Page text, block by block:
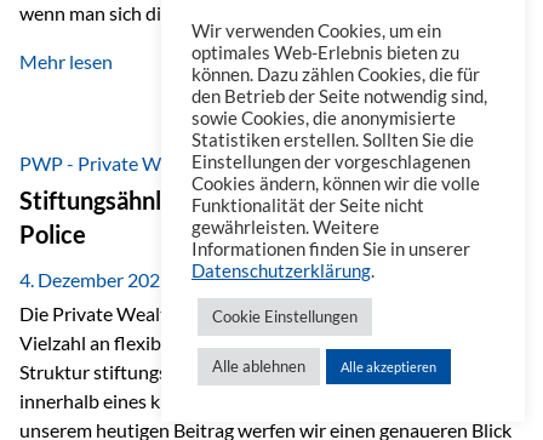
wenn man sich die Angebote ansieht, die im beruflichen
Umfeld zur Verfügung stehen. Online-Kurse als erster Schritt
Wenn es um Weiterbildung geht, denkt man häufig zuerst an
Online-Kurse. Eine Plattform, die dabei heraussticht, ist
Masterplan. Sie ist ähnlich aufgebaut wie eine Streaming-
Plattform und dadurch besonders einfach zu nutzen. Auf
Masterplan…
Mehr lesen
PWP - Private Wealth Police
Stiftungsähnliche Vorteile der Private Wealth
Police
4. Dezember 2025
Die Private Wealth Police (PWP) der Vienna-Life bietet eine
Vielzahl an flexiblen Gestaltungsmöglichkeiten, die in ihrer
Struktur stiftungsähnliche Vorteile schaffen und das
innerhalb eines klassischen Versicherungsrahmens. In
unserem heutigen Beitrag werfen wir einen genaueren Blick
Wir verwenden Cookies, um ein
optimales Web-Erlebnis bieten zu
können. Dazu zählen Cookies, die für
den Betrieb der Seite notwendig sind,
sowie Cookies, die anonymisierte
Statistiken erstellen. Sollten Sie die
Einstellungen der vorgeschlagenen
Cookies ändern, können wir die volle
Funktionalität der Seite nicht
gewährleisten. Weitere
Informationen finden Sie in unserer
Datenschutzerklärung.
Cookie Einstellungen
Alle ablehnen Alle akzeptieren